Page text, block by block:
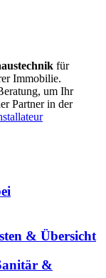
für
Immobilie.
um Ihr
Partner in der
& Übersicht
&